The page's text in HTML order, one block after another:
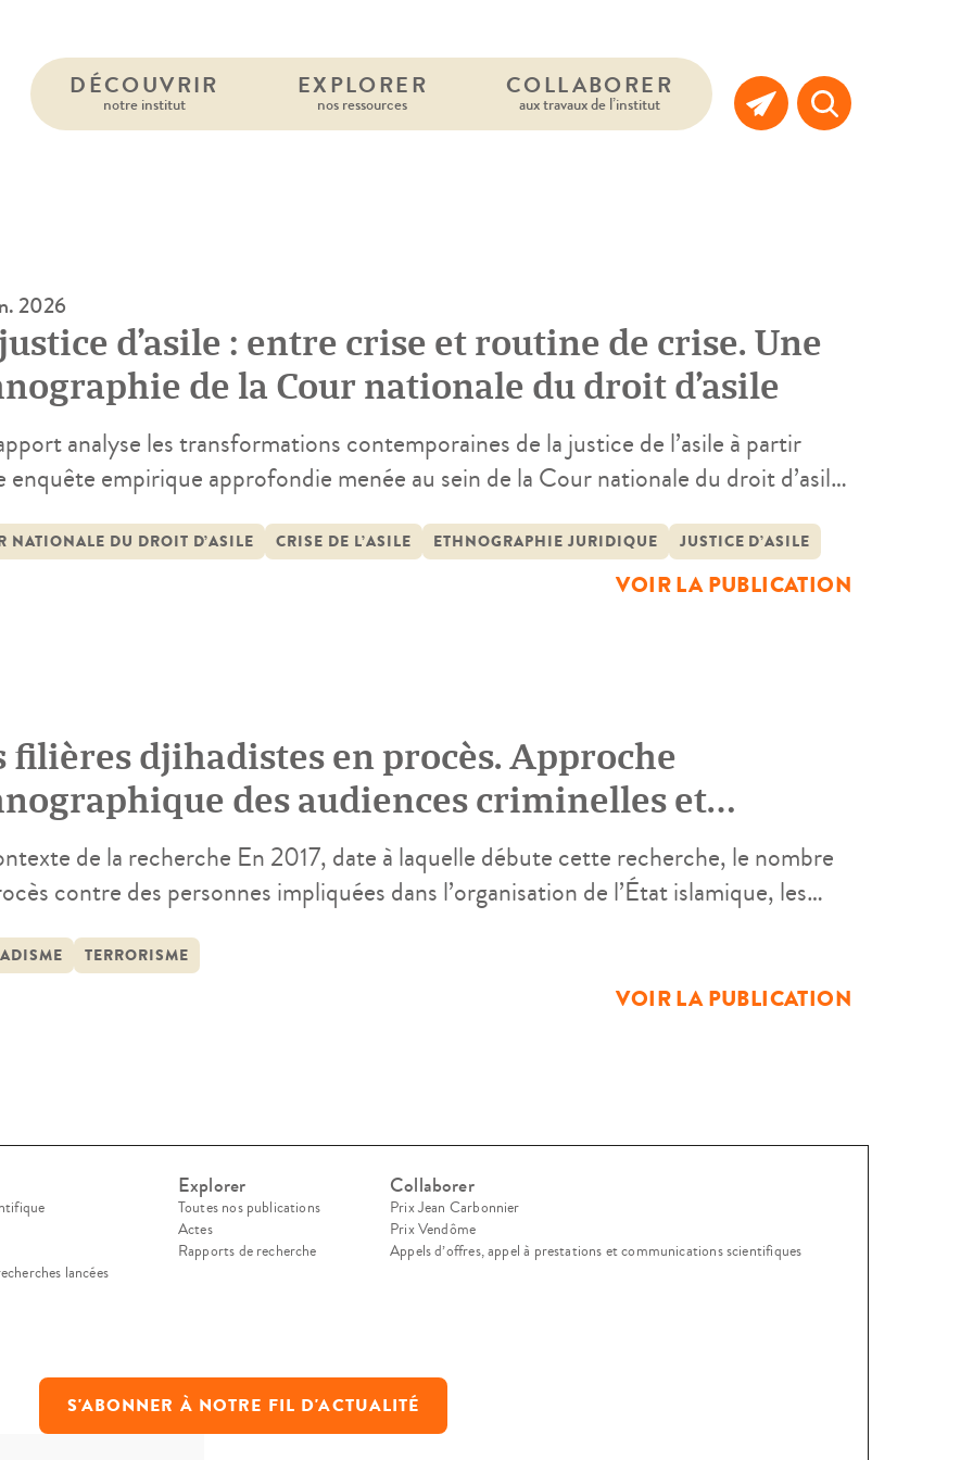
DÉCOUVRIR
notre institut
EXPLORER
nos ressources
COLLABORER
aux travaux de l’institut
2026
d’asile : entre crise et routine de crise. Une
de la Cour nationale du droit d’asile
analyse les transformations contemporaines de la justice de l’asile à partir
enquête empirique approfondie menée au sein de la Cour nationale du droit d’asile
de la « crise » – crise migratoire, crise de l’accueil, crise institutionnelle […]
NATIONALE DU DROIT D’ASILE CRISE DE L’ASILE ETHNOGRAPHIE JURIDIQUE JUSTICE D’ASILE
VOIR LA PUBLICATION
filières djihadistes en procès. Approche
des audiences criminelles et
(2017-2019)
de la recherche En 2017, date à laquelle débute cette recherche, le nombre
contre des personnes impliquées dans l’organisation de l’État islamique, les
» du terrain guerrier irako-syrien, ne cesse d’augmenter. La France est le pays
TERRORISME
VOIR LA PUBLICATION
lancées
Explorer
Toutes nos publications
Actes
Rapports de recherche
Collaborer
Prix Jean Carbonnier
Prix Vendôme
Appels d’offres, appel à prestations et communications scientifiques
S'ABONNER À NOTRE FIL D'ACTUALITÉ